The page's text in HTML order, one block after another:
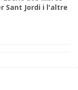
Sant Jordi i l'altre